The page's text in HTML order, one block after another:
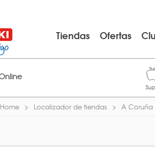
Tiendas Ofertas
Home Localizador de tiendas A Coruña